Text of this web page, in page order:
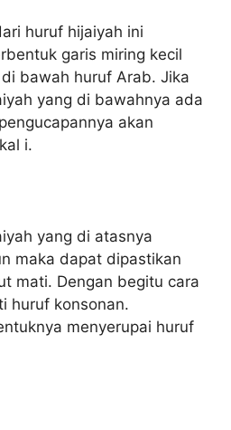
huruf hijaiyah ini
garis miring kecil
bawah huruf Arab. Jika
yang di bawahnya ada
akan
i.
yang di atasnya
maka dapat dipastikan
mati. Dengan begitu cara
huruf konsonan.
menyerupai huruf